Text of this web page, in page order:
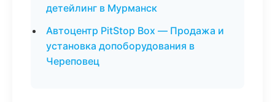
детейлинг в Мурманск
Автоцентр PitStop Box — Продажа и
установка допоборудования в
Череповец